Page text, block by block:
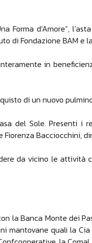
Forma d’Amore”,
di Fondazione BAM e
in
di un nuovo
del Sole. Presenti i
Fiorenza Bacciocchini,
da vicino le attività
la Banca Monte dei
quali la Cia